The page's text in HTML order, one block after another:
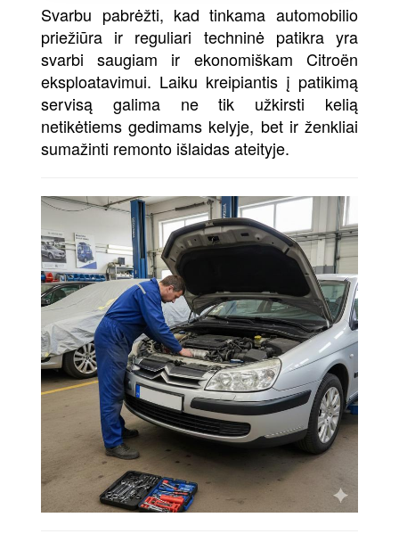
Svarbu pabrėžti, kad tinkama automobilio
priežiūra ir reguliari techninė patikra yra
svarbi saugiam ir ekonomiškam Citroën
eksploatavimui. Laiku kreipiantis į patikimą
servisą galima ne tik užkirsti kelią
netikėtiems gedimams kelyje, bet ir ženkliai
sumažinti remonto išlaidas ateityje.